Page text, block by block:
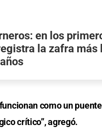
en los
la zafra más
como un
crítico”, agregó.